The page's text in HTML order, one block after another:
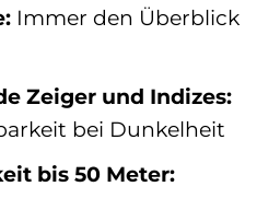
Immer den Überblick
Zeiger und Indizes:
bei Dunkelheit
bis 50 Meter: